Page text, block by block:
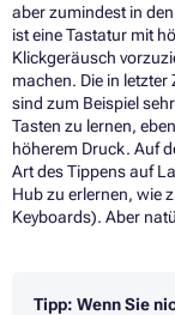
aber zumindest in
ist eine Tastatur mit
Klickgeräusch
machen. Die in letzter
sind zum Beispiel
Tasten zu lernen,
höherem Druck. Auf
Art des Tippens auf
Hub zu erlernen, wie
Keyboards). Aber
Tipp: Wenn Sie